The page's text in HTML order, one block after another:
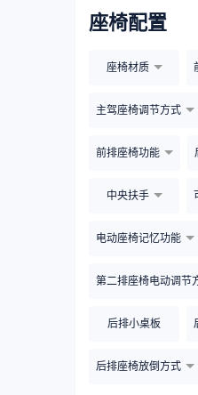
座椅配置
座椅材质
主驾座椅调节方式
前排座椅功能
中央扶手
电动座椅记忆功能
第二排座椅电动调节
后排小桌板
后排座椅放倒方式